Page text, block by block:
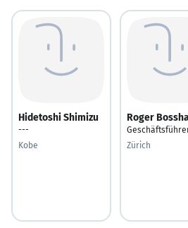
Hidetoshi Shimizu
---
Kobe
Roger
Zürich